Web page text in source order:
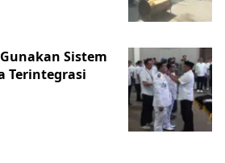
Sistem
Terintegrasi